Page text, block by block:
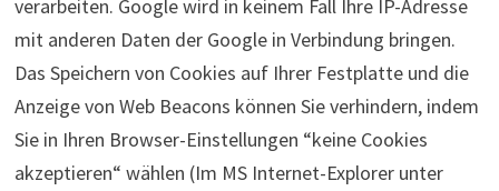
verarbeiten. Google wird in keinem Fall Ihre IP-Adresse
mit anderen Daten der Google in Verbindung bringen.
Das Speichern von Cookies auf Ihrer Festplatte und die
Anzeige von Web Beacons können Sie verhindern, indem
Sie in Ihren Browser-Einstellungen “keine Cookies
akzeptieren“ wählen (Im MS Internet-Explorer unter